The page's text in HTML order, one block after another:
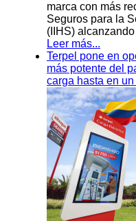
marca con más
Seguros para la
(IIHS)
Leer más...
Terpel pone en
más potente del
carga hasta en un